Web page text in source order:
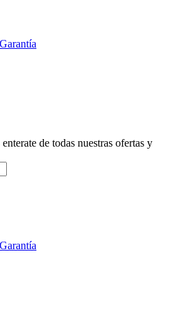
de todas nuestras ofertas y